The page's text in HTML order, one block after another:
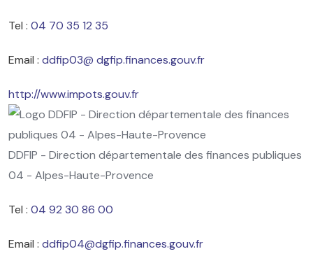
Tel : 04 70 35 12 35
Email : ddfip03@ dgfip.finances.gouv.fr
http://www.impots.gouv.fr
DDFIP - Direction départementale des finances publiques
04 - Alpes-Haute-Provence
Tel : 04 92 30 86 00
Email : ddfip04@dgfip.finances.gouv.fr